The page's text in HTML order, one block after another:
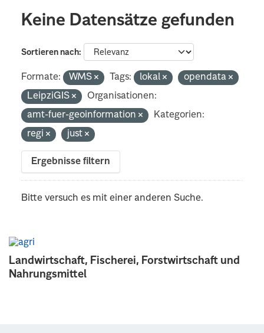
Landwirtschaft, Fischerei, Forstwirtschaft und
Nahrungsmittel
Keine Datensätze gefunden
Sortieren nach
Formate: WMS Tags: lokal
opendata
LeipziGIS
Organisationen:
amt-fuer-geoinformation
Kategorien:
regi
just
Ergebnisse filtern
Bitte versuch es mit einer anderen Suche.